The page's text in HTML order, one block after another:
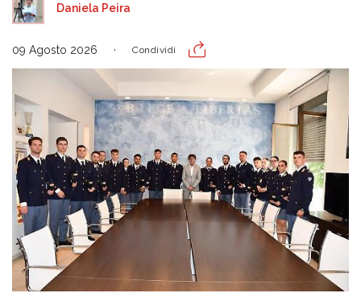
Daniela Peira
09 Agosto 2026 Condividi